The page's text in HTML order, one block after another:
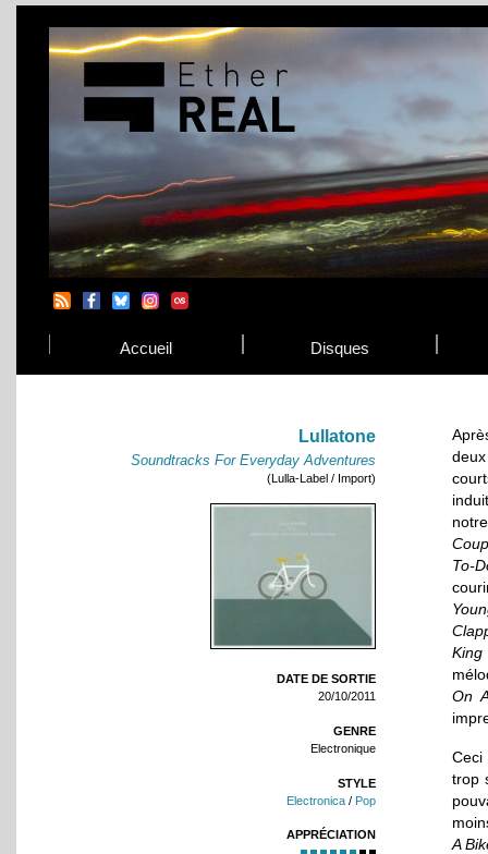
Accueil Disques
Lullatone
Soundtracks For Everyday Adventures
(Lulla-Label / Import)
DATE DE SORTIE
20/10/2011
GENRE
Electronique
STYLE
Electronica / Pop
APPRÉCIATION
To-
King
On
trop
A